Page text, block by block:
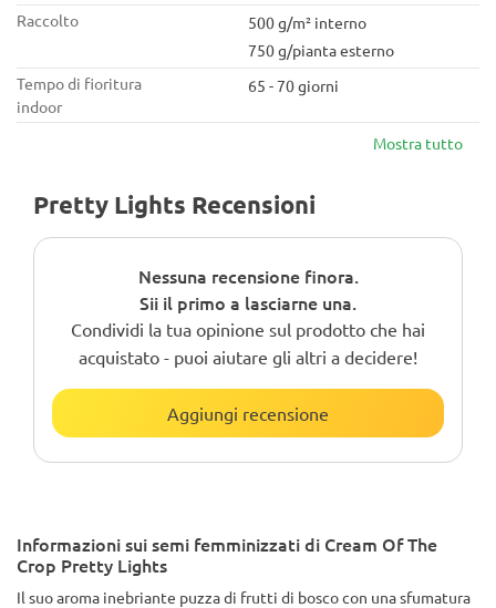
Raccolto
500 g/m² interno
750 g/pianta esterno
Tempo di fioritura
indoor
65 - 70 giorni
Mostra tutto
Pretty Lights Recensioni
Nessuna recensione finora.
Sii il primo a lasciarne una.
Condividi la tua opinione sul prodotto che hai
acquistato - puoi aiutare gli altri a decidere!
Aggiungi recensione
Informazioni sui semi femminizzati di Cream Of The
Crop Pretty Lights
Il suo aroma inebriante puzza di frutti di bosco con una sfumatura